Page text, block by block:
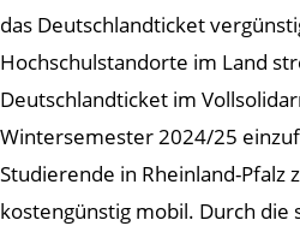
das Deutschlandticket
Hochschulstandorte im Land
Deutschlandticket im
Wintersemester 2024/25
Studierende in Rheinland-Pfalz
kostengünstig mobil. Durch die